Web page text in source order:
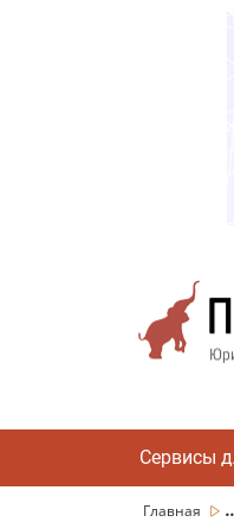
Сервисы
Главная